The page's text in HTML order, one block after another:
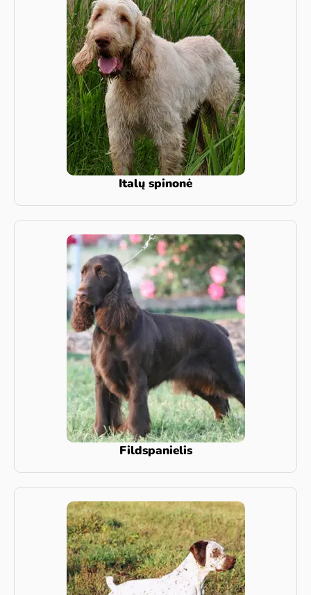
Italų spinonė
Fildspanielis